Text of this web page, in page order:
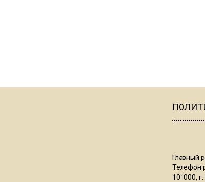
Главный
Телефон
101000,